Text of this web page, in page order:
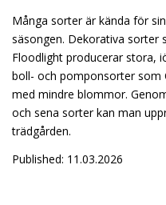
Många sorter är kända för
säsongen. Dekorativa sorter
Floodlight producerar stora,
boll- och pomponsorter som
med mindre blommor.
och sena sorter kan man
trädgården.
Published: 11.03.2026